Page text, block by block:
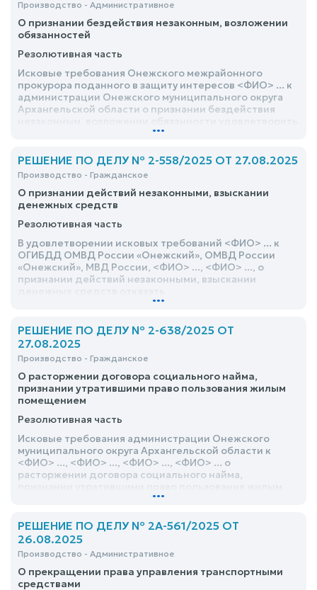
Производство - Административное
О признании бездействия незаконным, возложении
обязанностей
Резолютивная часть
Исковые требования Онежского межрайонного
прокурора поданного в защиту интересов <ФИО> ... к
администрации Онежского муниципального округа
Архангельской области о признании бездействия
...
РЕШЕНИЕ ПО ДЕЛУ № 2-558/2025 ОТ 27.08.2025
Производство - Гражданское
О признании действий незаконными, взыскании
денежных средств
Резолютивная часть
В удовлетворении исковых требований <ФИО> ... к
ОГИБДД ОМВД России «Онежский», ОМВД России
«Онежский», МВД России, <ФИО> ..., <ФИО> ..., о
признании действий незаконными, взыскании
...
РЕШЕНИЕ ПО ДЕЛУ № 2-638/2025 ОТ
27.08.2025
Производство - Гражданское
О расторжении договора социального найма,
признании утратившими право пользования жилым
помещением
Резолютивная часть
Исковые требования администрации Онежского
муниципального округа Архангельской области к
<ФИО> ..., <ФИО> ..., <ФИО> ..., <ФИО> ... о
расторжении договора социального найма,
помещением удовлетворить частично
...
РЕШЕНИЕ ПО ДЕЛУ № 2А-561/2025 ОТ
26.08.2025
Производство - Административное
О прекращении права управления транспортными
средствами